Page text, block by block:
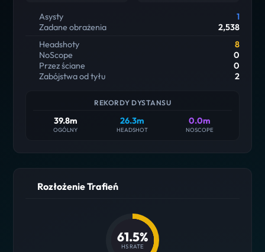
Asysty
1
Zadane obrażenia
2,538
Headshoty
8
NoScope
0
Przez ściane
0
Zabójstwa od tyłu
2
REKORDY DYSTANSU
39.8m
OGÓLNY
26.3m
HEADSHOT
0.0m
NOSCOPE
Rozłożenie Trafień
61.5%
HS RATE